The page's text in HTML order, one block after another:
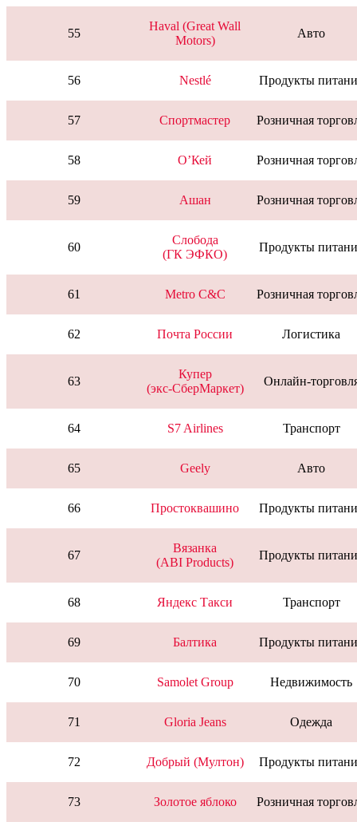
55
Haval (Great Wall
Motors)
Авто
56 Nestlé Продукты
57 Спортмастер Розничная
58 О’Кей Розничная
59 Ашан Розничная
60
Слобода
(ГК ЭФКО)
Продукты
61 Metro C&C Розничная
62 Почта России Логистика
63
Купер
(экс-СберМаркет)
Онлайн-
64 S7 Airlines Транспорт
65 Geely Авто
66 Простоквашино Продукты
67
Вязанка
(ABI Products)
Продукты
68 Яндекс Такси Транспорт
69 Балтика Продукты
70 Samolet Group Недвижимость
71 Gloria Jeans Одежда
72 Добрый (Мултон) Продукты
73 Золотое яблоко Розничная